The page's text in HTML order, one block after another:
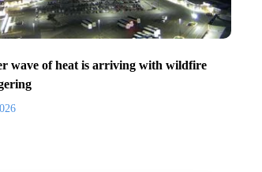
wave of heat is arriving with wildfire